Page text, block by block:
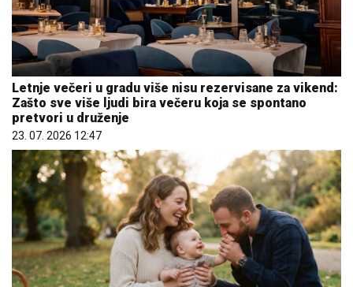
Letnje večeri u gradu više nisu rezervisane za vikend:
Zašto sve više ljudi bira večeru koja se spontano
pretvori u druženje
23. 07. 2026 12:47